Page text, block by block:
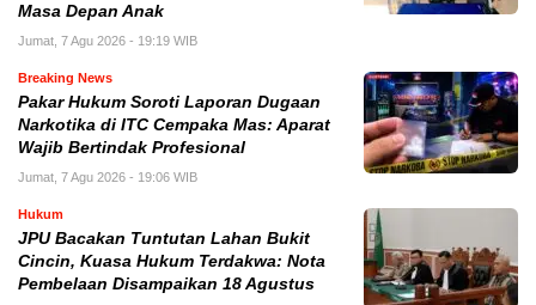
Masa Depan Anak
Jumat, 7 Agu 2026 - 19:19 WIB
Breaking News
Pakar Hukum Soroti Laporan Dugaan
Narkotika di ITC Cempaka Mas: Aparat
Wajib Bertindak Profesional
Jumat, 7 Agu 2026 - 19:06 WIB
Hukum
JPU Bacakan Tuntutan Lahan Bukit
Cincin, Kuasa Hukum Terdakwa: Nota
Pembelaan Disampaikan 18 Agustus